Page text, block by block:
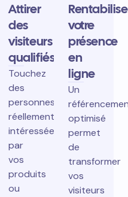
Attirer
des
visiteurs
qualifiés
Touchez
des
personnes
réellement
intéressées
par
vos
produits
ou
votre
présence
en
ligne
Un
optimisé
permet
de
transformer
vos
visiteurs